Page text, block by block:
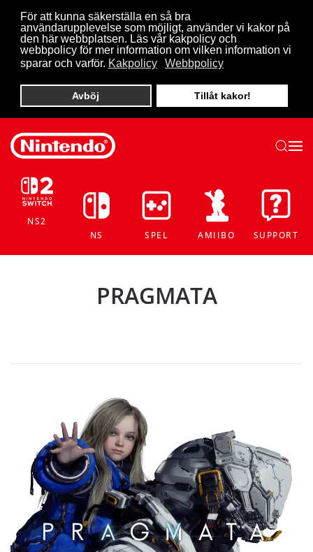
För att kunna säkerställa en så bra
användarupplevelse som möjligt, använder vi kakor på
den här webbplatsen. Läs vår kakpolicy och
webbpolicy för mer information om vilken information vi
sparar och varför. Kakpolicy Webbpolicy
Avböj Tillåt kakor!
Skip to main content
NS2
NS
SPEL AMIIBO SUPPORT
PRAGMATA